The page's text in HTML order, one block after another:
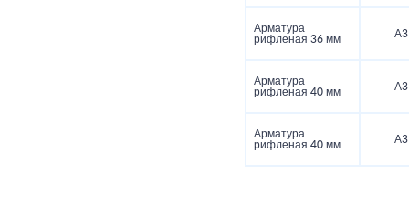
Арматура
рифленая 36 мм
А3
Арматура
рифленая 40 мм
А3
Арматура
рифленая 40 мм
А3